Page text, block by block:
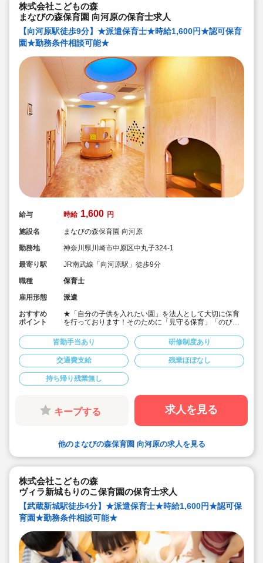
株式会社こどもの森
まなびの森保育園 向河原の保育士求人
【向河原駅徒歩9分】★派遣保育士★時給1,600円★認可保育
園★勤務条件相談可能★
給与 時給 1,600 円
施設名
まなびの森保育園 向河原
勤務地
神奈川県川崎市中原区中丸子324-1
最寄り駅
JR南武線「向河原駅」徒歩9分
職種
保育士
雇用形態
派遣
おすすめ
ポイント
★「自分の子供を入れたい園」を法人として大切に保育
を行っております！そのために「見守る保育」「のびの
す♪
★保育士専任のコンサルタントがあなたの派遣就業を安
心サポートいたします
★向河原駅より徒歩9分・定員70名の認可保育園！
★時給1,600円の求人です！
★勤務条件等相談可能です！
キララサポートで派遣就業する3つのメリット
・求人提案から就業後のサポートまで専任コンサルタン
トが細やかに対応します
・手当や福利厚生については当社独自のサービスもご用
ったサポートに定評があります
皆勤手当あり 研修制度あり
交通費支給 残業ほぼなし
持ち帰り残業無し
キープする 求人を見る
他のまなびの森保育園 向河原の求人を見る
株式会社こどもの森
ヴィラ新城もりのこ保育園の保育士求人
【武蔵新城駅徒歩4分】★派遣保育士★時給1,600円★認可保
育園★勤務条件相談可能★